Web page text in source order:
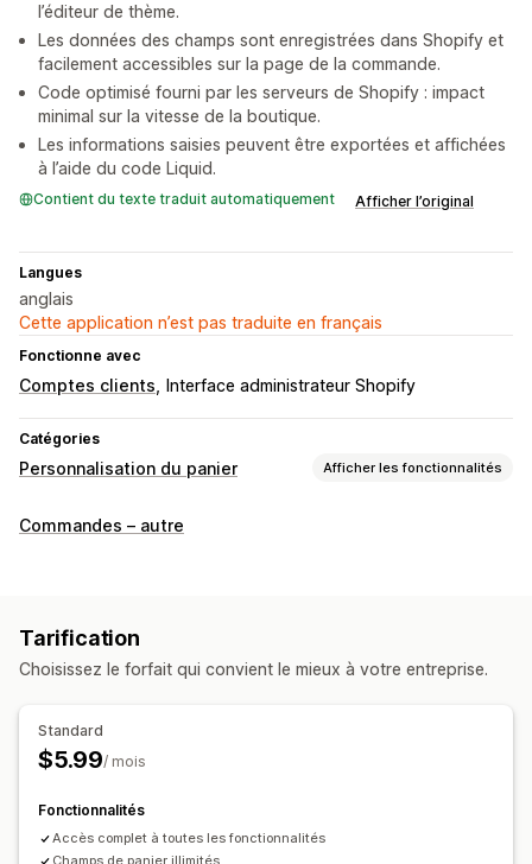
l’éditeur de thème.
Les données des champs sont enregistrées dans Shopify et
facilement accessibles sur la page de la commande.
Code optimisé fourni par les serveurs de Shopify : impact
minimal sur la vitesse de la boutique.
Les informations saisies peuvent être exportées et affichées
à l’aide du code Liquid.
Contient du texte traduit automatiquement Afficher l’original
Langues
anglais
Cette application n’est pas traduite en français
Fonctionne avec
Comptes clients Interface administrateur Shopify
Catégories
Personnalisation du panier Afficher les fonctionnalités
Affichage du panier
Commandes – autre
Tarification
Choisissez le forfait qui convient le mieux à votre entreprise.
Standard
$5.99/ mois
Fonctionnalités
Accès complet à toutes les fonctionnalités